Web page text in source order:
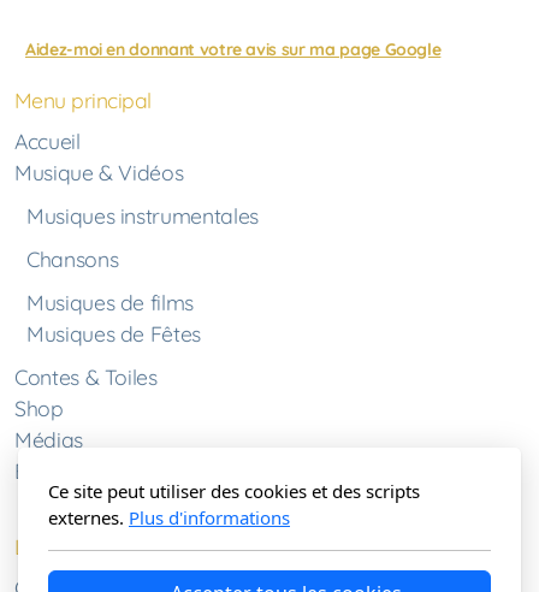
Aidez-moi en donnant votre avis sur ma page Google
Menu principal
Accueil
Musique & Vidéos
Musiques instrumentales
Chansons
Musiques de films
Musiques de Fêtes
Contes & Toiles
Shop
Médias
Bio / Contact
Légal
Ce site peut utiliser des cookies et des scripts
externes. Plus d'informations